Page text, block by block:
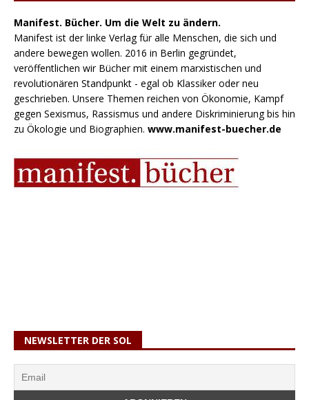
Manifest. Bücher. Um die Welt zu ändern.
Manifest ist der linke Verlag für alle Menschen, die sich und
andere bewegen wollen. 2016 in Berlin gegründet,
veröffentlichen wir Bücher mit einem marxistischen und
revolutionären Standpunkt - egal ob Klassiker oder neu
geschrieben. Unsere Themen reichen von Ökonomie, Kampf
gegen Sexismus, Rassismus und andere Diskriminierung bis hin
zu Ökologie und Biographien. www.manifest-buecher.de
NEWSLETTER DER SOL